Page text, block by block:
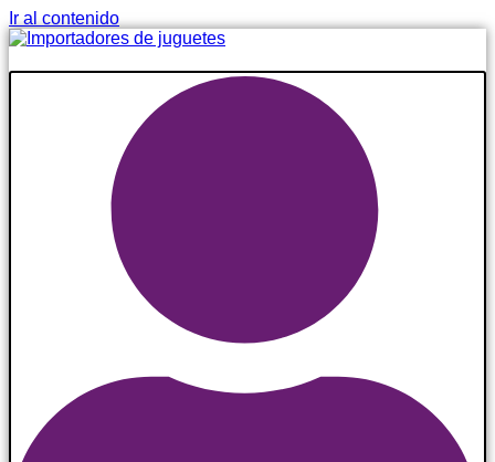
Ir al contenido